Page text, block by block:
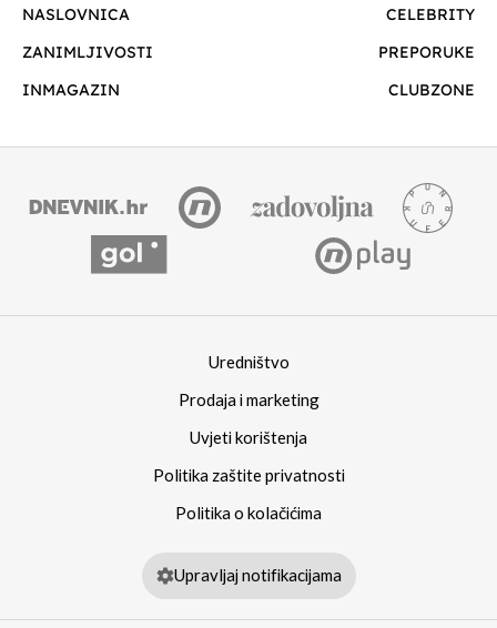
NASLOVNICA
CELEBRITY
ZANIMLJIVOSTI
PREPORUKE
INMAGAZIN
CLUBZONE
Uredništvo
Prodaja i marketing
Uvjeti korištenja
Politika zaštite privatnosti
Politika o kolačićima
Upravljaj notifikacijama